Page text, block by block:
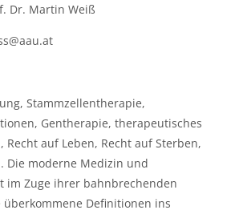
Dr. Martin Weiß
Stammzellentherapie,
Gentherapie, therapeutisches
Recht auf Leben, Recht auf Sterben,
Die moderne Medizin und
im Zuge ihrer bahnbrechenden
überkommene Definitionen ins